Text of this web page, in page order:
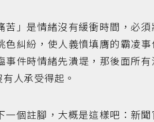
」是情緒沒有緩衝時間，必
色糾紛，使人義憤填膺的霸凌
件時情緒先潰堤，那後面所
人承受得起。
個註腳，大概是這樣吧：新